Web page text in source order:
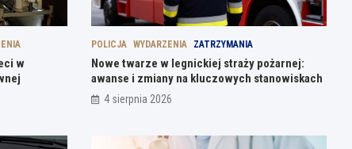
w
POLICJA WYDARZENIA ZATRZYMANIA
Nowe twarze w legnickiej straży pożarnej:
awanse i zmiany na kluczowych stanowiskach
4 sierpnia 2026